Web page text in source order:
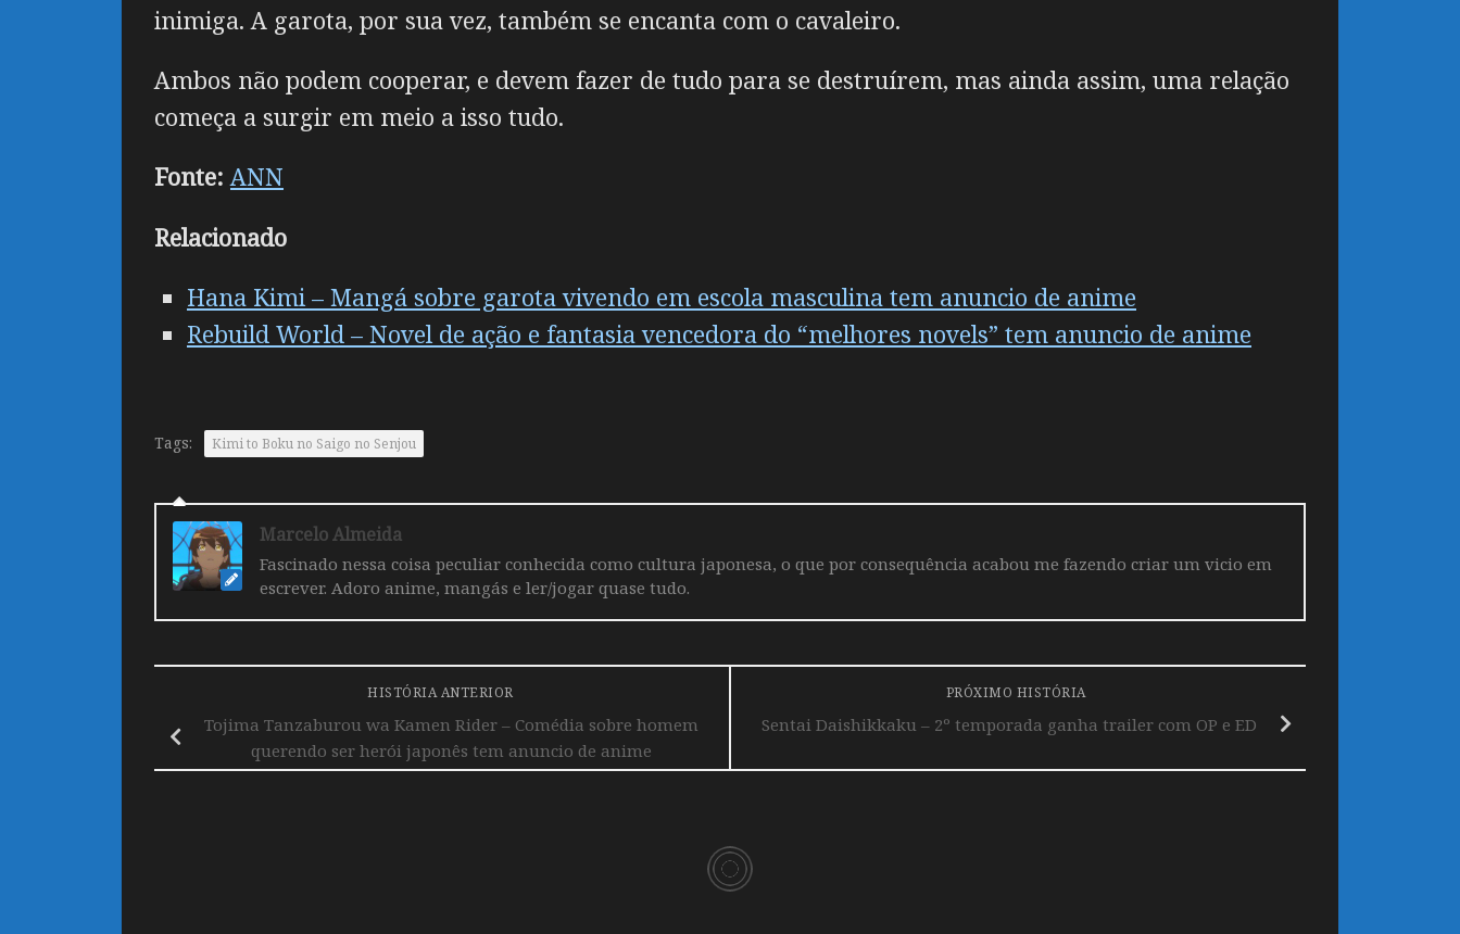
inimiga. A garota, por sua vez, também se encanta com o cavaleiro.
Ambos não podem cooperar, e devem fazer de tudo para se destruírem, mas ainda assim, uma relação
começa a surgir em meio a isso tudo.
Fonte: ANN
Relacionado
Hana Kimi – Mangá sobre garota vivendo em escola masculina tem anuncio de anime
Rebuild World – Novel de ação e fantasia vencedora do “melhores novels” tem anuncio de anime
Tags: Kimi to Boku no Saigo no Senjou
Marcelo Almeida
Fascinado nessa coisa peculiar conhecida como cultura japonesa, o que por consequência acabou me fazendo criar um vicio em
escrever. Adoro anime, mangás e ler/jogar quase tudo.
PRÓXIMO HISTÓRIA
Sentai Daishikkaku – 2º temporada ganha trailer com OP e ED
HISTÓRIA ANTERIOR
Tojima Tanzaburou wa Kamen Rider – Comédia sobre homem
querendo ser herói japonês tem anuncio de anime